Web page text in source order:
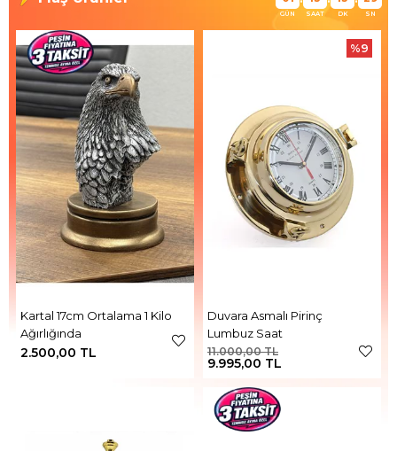
Kartal 17cm Ortalama 1 Kilo
Ağırlığında
2.500,00 TL
%9
Duvara Asmalı Pirinç
Lumbuz Saat
9.995,00 TL
11.000,00 TL
GÜN SAAT DK SN